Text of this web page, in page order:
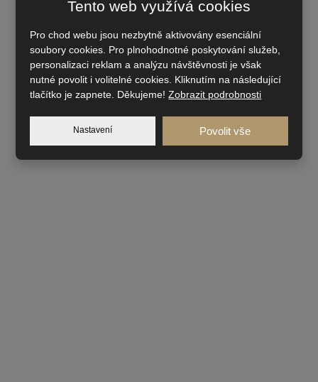
Tento web využívá cookies
Pro chod webu jsou nezbytně aktivovány esenciální
soubory cookies. Pro plnohodnotné poskytování služeb,
personalizaci reklam a analýzu návštěvnosti je však
nutné povolit i volitelné cookies. Kliknutím na následující
tlačítko je zapnete. Děkujeme!Zobrazit podrobnosti
Nastavení Povolit vše